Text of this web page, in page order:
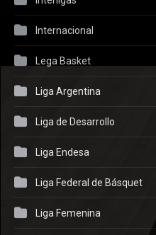
Internacional
Lega Basket
Liga Argentina
Liga de Desarrollo
Liga Endesa
Liga Federal de Básquet
Liga Femenina